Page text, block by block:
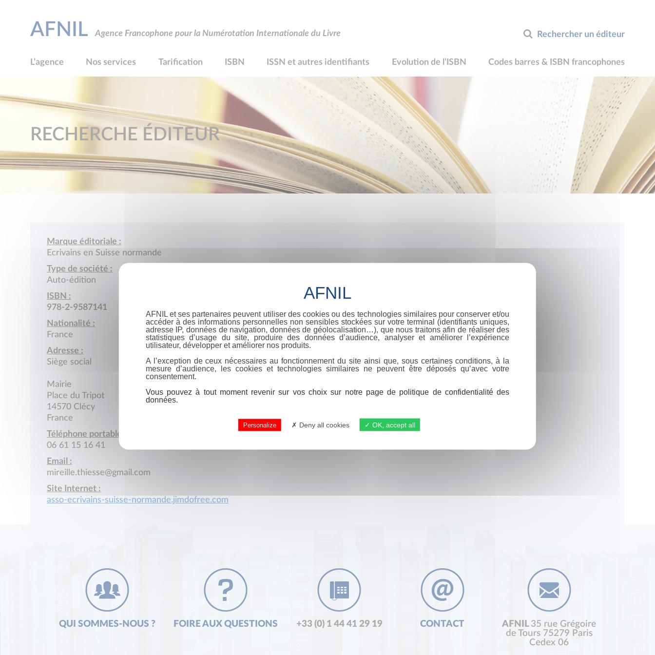
Rechercher un éditeur
AFNIL Agence Francophone pour la Numérotation Internationale du Livre
L’agence Nos services Tarification ISBN ISSN et autres identifiants Evolution de l’ISBN Codes barres & ISBN francophones
RECHERCHE ÉDITEUR
Marque éditoriale :
Ecrivains en Suisse normande
Type de société :
Auto-édition
ISBN :
978-2-9587141
Nationalité :
France
Adresse :
Siège social
Mairie
Place du Tripot
14570 Clécy
France
Téléphone portable :
06 61 15 16 41
Email :
mireille.thiesse@gmail.com
Site Internet :
asso-ecrivains-suisse-normande.jimdofree.com
QUI SOMMES-NOUS ? FOIRE AUX QUESTIONS +33 (0) 1 44 41 29 19 CONTACT AFNIL 35 rue Grégoire
de Tours 75279 Paris
Cedex 06
AFNIL et ses partenaires peuvent utiliser des cookies ou des technologies similaires pour conserver et/ou
accéder à des informations personnelles non sensibles stockées sur votre terminal (identifiants uniques,
adresse IP, données de navigation, données de géolocalisation…), que nous traitons afin de réaliser des
statistiques d’usage du site, produire des données d’audience, analyser et améliorer l’expérience
utilisateur, développer et améliorer nos produits.
A l’exception de ceux nécessaires au fonctionnement du site ainsi que, sous certaines conditions, à la
mesure d’audience, les cookies et technologies similaires ne peuvent être déposés qu’avec votre
consentement.
Vous pouvez à tout moment revenir sur vos choix sur notre page de politique de confidentialité des
données.
Personalize Deny all cookies OK, accept all